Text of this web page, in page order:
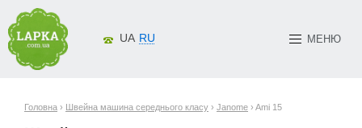
МЕНЮ
UA RU
Головна › Швейна машина середнього класу › Janome › Ami 15